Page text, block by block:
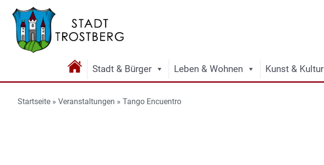
Stadt & Bürger Leben & Wohnen Kunst & Kultur
Startseite» Veranstaltungen » Tango Encuentro